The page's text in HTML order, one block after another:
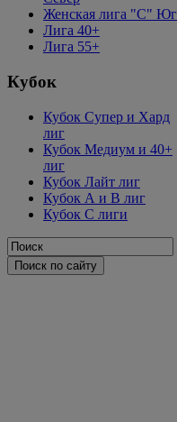
Женская лига "C" Юг
Лига 40+
Лига 55+
Кубок
Кубок Супер и Хард
лиг
Кубок Медиум и 40+
лиг
Кубок Лайт лиг
Кубок А и В лиг
Кубок С лиги